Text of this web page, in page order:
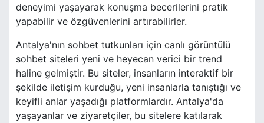
deneyimi yaşayarak konuşma becerilerini pratik
yapabilir ve özgüvenlerini artırabilirler.
Antalya'nın sohbet tutkunları için canlı görüntülü
sohbet siteleri yeni ve heyecan verici bir trend
haline gelmiştir. Bu siteler, insanların interaktif bir
şekilde iletişim kurduğu, yeni insanlarla tanıştığı ve
keyifli anlar yaşadığı platformlardır. Antalya'da
yaşayanlar ve ziyaretçiler, bu sitelere katılarak